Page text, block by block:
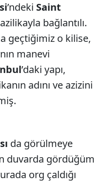
’ndeki Saint
bağlantılı.
geçtiğimiz o kilise,
manevi
’daki yapı,
adını ve azizini
da görülmeye
duvarda gördüğüm
org çaldığı